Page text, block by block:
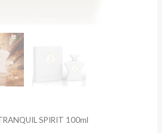
SPIRIT 100ml